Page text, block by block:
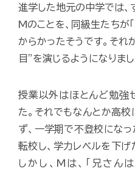
進学した地元の中学では
Mのことを、同級生たちが
からかったそうです。それ
目”を演じるようになりまし
授業以外はほとんど勉強
た。それでもなんとか高
ず、一学期で不登校にな
転校し、学力レベルを下げ
しかし、Mは、「兄さ